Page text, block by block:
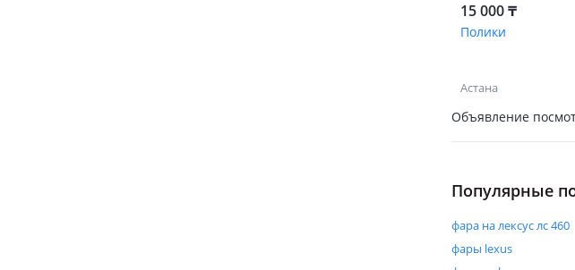
15 000 ₸
Полики
Астана
Объявление
Популярные
фара на лексус лс 460
фары lexus